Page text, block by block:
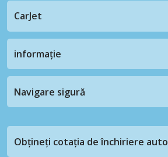
CarJet
informație
Navigare sigură
Obțineți cotația de închiriere auto